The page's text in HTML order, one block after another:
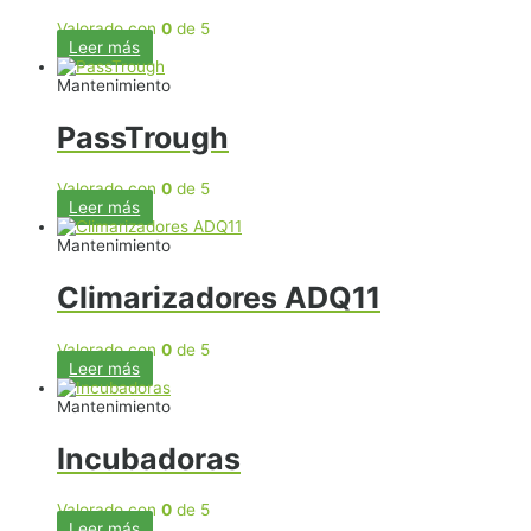
Valorado con 0 de 5
Leer más
Mantenimiento
PassTrough
Valorado con 0 de 5
Leer más
Mantenimiento
Climarizadores ADQ11
Valorado con 0 de 5
Leer más
Mantenimiento
Incubadoras
Valorado con 0 de 5